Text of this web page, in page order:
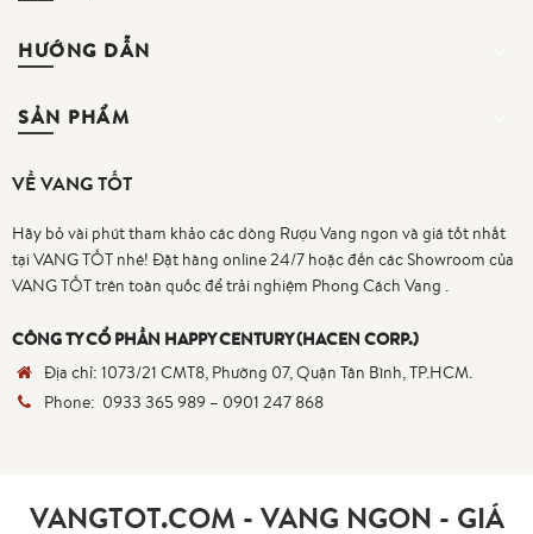
HƯỚNG DẪN
SẢN PHẨM
VỀ VANG TỐT
Hãy bỏ vài phút tham khảo các dòng Rượu Vang ngon và giá tốt nhất
tại VANG TỐT nhé! Đặt hàng online 24/7 hoặc đến các Showroom của
VANG TỐT trên toàn quốc để trải nghiệm Phong Cách Vang .
CÔNG TY CỔ PHẦN HAPPY CENTURY (HACEN CORP.)
Địa chỉ: 1073/21 CMT8, Phường 07, Quận Tân Bình, TP.HCM.
Phone: 0933 365 989 – 0901 247 868
VANGTOT.COM - VANG NGON - GIÁ